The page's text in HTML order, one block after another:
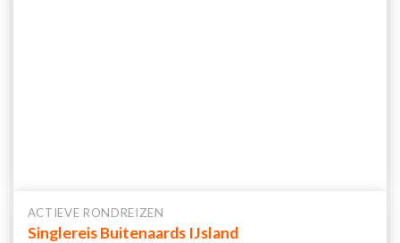
ACTIEVE RONDREIZEN
Singlereis Buitenaards IJsland